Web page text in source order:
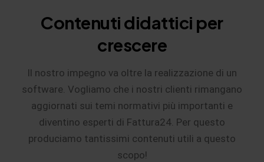
Contenuti didattici per
crescere
Il nostro impegno va oltre la realizzazione di un
software. Vogliamo che i nostri clienti rimangano
aggiornati sui temi normativi più importanti e
diventino esperti di Fattura24. Per questo
produciamo tantissimi contenuti utili a questo
scopo!